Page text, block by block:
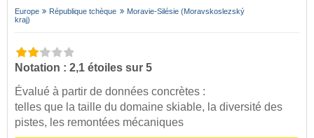
Europe République tchèque
Moravie-Silésie (Moravskoslezský
kraj)
Notation : 2,1 étoiles sur 5
Évalué à partir de données concrètes :
telles que la taille du domaine skiable, la diversité des
pistes, les remontées mécaniques